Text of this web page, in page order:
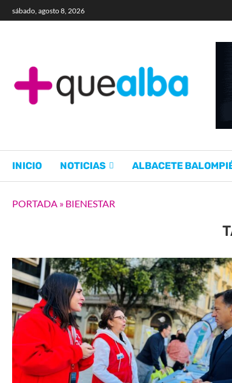
sábado, agosto 8, 2026
INICIO NOTICIAS ALBACETE
PORTADA » BIENESTAR